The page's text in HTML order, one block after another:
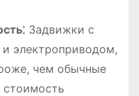
Задвижки с
электроприводом,
чем обычные
стоимость